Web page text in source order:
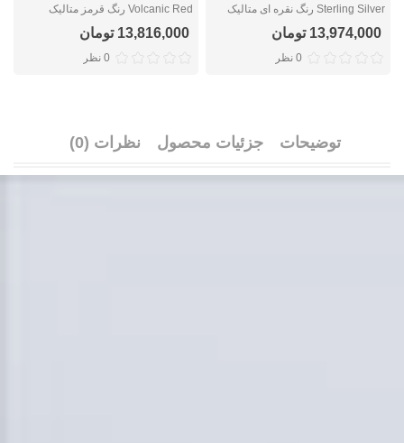
Sterling Silver رنگ نقره ای متالیک
13,974,000 تومان
0 نظر
Volcanic Red رنگ قرمز متالیک
13,816,000 تومان
0 نظر
توضیحات جزئیات محصول نظرات (0)